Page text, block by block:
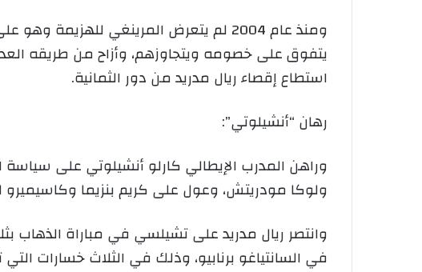
ومنذ عام 2004 لم يتعرض المرينغي
يتفوق على خصومه ويتجاوزهم، وأزاح من طريقه
استطاع إقصاء ريال مدريد من دور الثمانية.
رهان “أنشيلوتي”:
وراهن المدرب الإيطالي كارلو أنشيلوتي على سياسة
ولوكا مودريتش، وعول على كريم بنزيما وكاسيميرو لمدة 75 دقيقة، واستطاع أن يكسب رهانه وانتصر
وانتصر ريال مدريد على تشيلسي في مباراة الذهاب
في السانتياغو برنابيو، وذلك في الثلاث خسارات التي